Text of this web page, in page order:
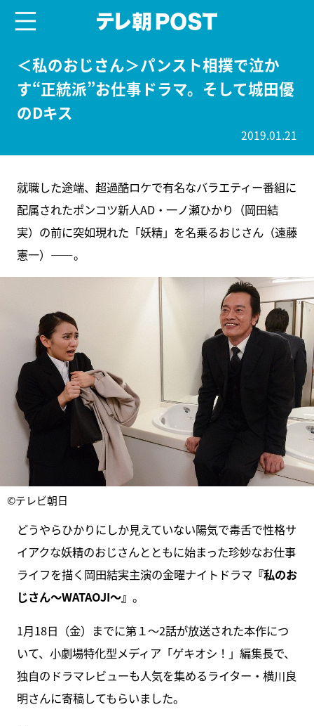
＜私のおじさん＞パンスト相撲で泣か
す“正統派”お仕事ドラマ。そして城田優
のDキス
2019.01.21
就職した途端、超過酷ロケで有名なバラエティー番組に
配属されたポンコツ新人AD・一ノ瀬ひかり（岡田結
実）の前に突如現れた「妖精」を名乗るおじさん（遠藤
憲一）――。
©テレビ朝日
どうやらひかりにしか見えていない陽気で毒舌で性格サ
イアクな妖精のおじさんとともに始まった珍妙なお仕事
ライフを描く岡田結実主演の金曜ナイトドラマ 『私のお
じさん～WATAOJI～』 。
1月18日（金）までに第１～2話が放送された本作につ
いて、小劇場特化型メディア「ゲキオシ！」編集長で、
独自のドラマレビューも人気を集めるライター・横川良
明さんに寄稿してもらいました。